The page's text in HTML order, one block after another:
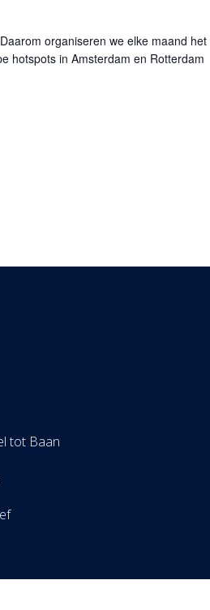
organiseren we elke maand het
hotspots in Amsterdam en Rotterdam
tot Baan